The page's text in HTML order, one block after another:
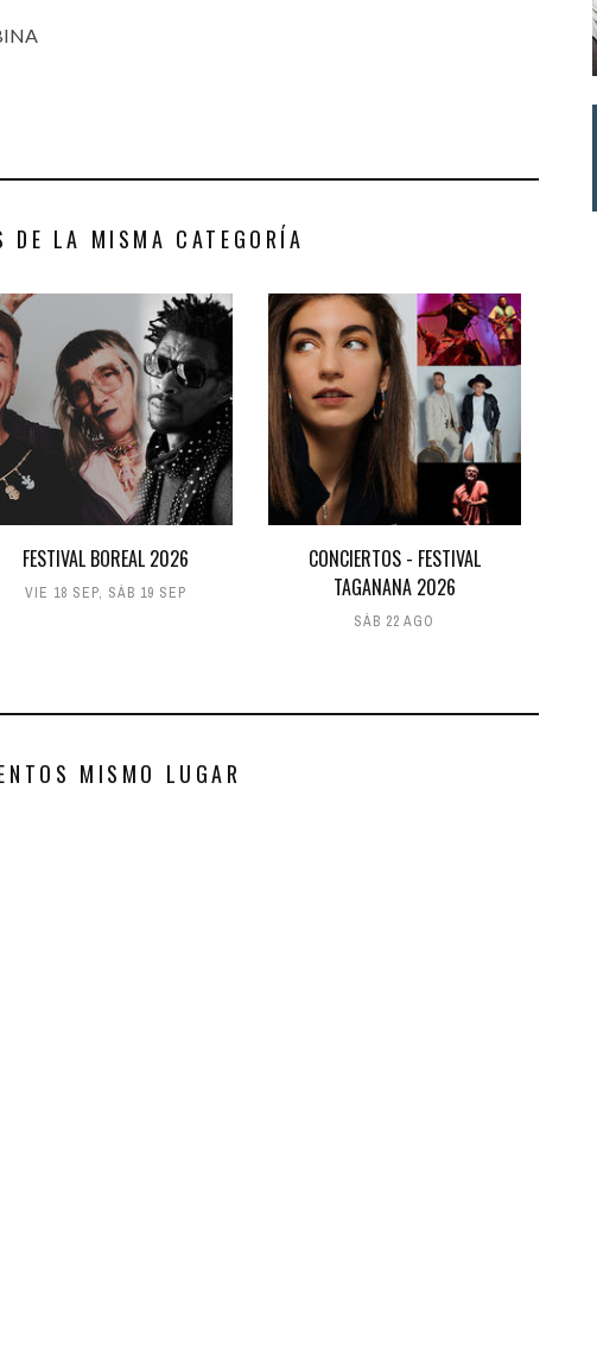
DE LA MISMA CATEGORÍA
FESTIVAL BOREAL 2026
VIE 18 SEP, SÁB 19 SEP
CONCIERTOS - FESTIVAL
TAGANANA 2026
SÁB 22 AGO
MISMO LUGAR